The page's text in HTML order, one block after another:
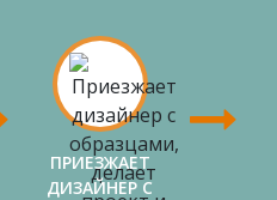
ПРИЕЗЖАЕТ
ДИЗАЙНЕР С